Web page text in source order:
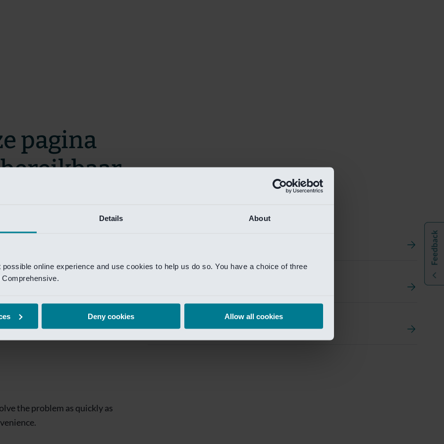
Details About
online experience and use cookies to help us do so. You have a choice of three
Deny cookies Allow all cookies
Van Lanschot Kempen Research
pagina
zo snel mogelijk te verhelpen.
te krijgen.
is
the problem as quickly as